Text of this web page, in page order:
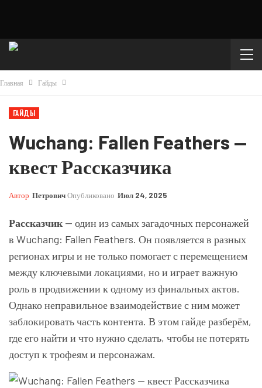
Главная Гайды
ГАЙДЫ
Wuchang: Fallen Feathers —
квест Рассказчика
Автор ПетровичОпубликовано Июл 24, 2025
Рассказчик — один из самых загадочных персонажей
в Wuchang: Fallen Feathers. Он появляется в разных
регионах игры и не только помогает с перемещением
между ключевыми локациями, но и играет важную
роль в продвижении к одному из финальных актов.
Однако неправильное взаимодействие с ним может
заблокировать часть контента. В этом гайде разберём,
где его найти и что нужно сделать, чтобы не потерять
доступ к трофеям и персонажам.